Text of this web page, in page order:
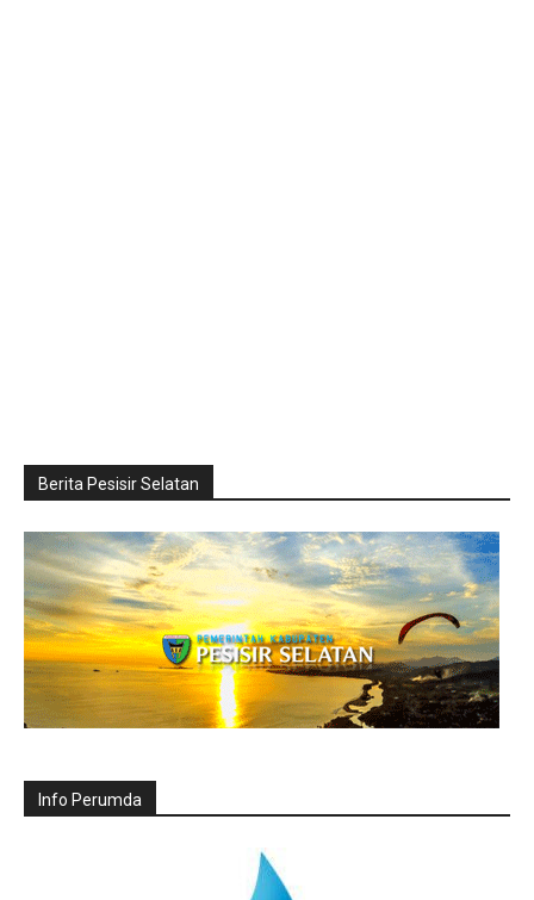
Berita Pesisir Selatan
Info Perumda